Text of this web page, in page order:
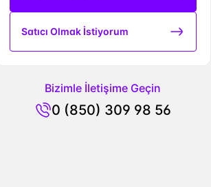
Satıcı Olmak İstiyorum
Bizimle İletişime Geçin
0 (850) 309 98 56